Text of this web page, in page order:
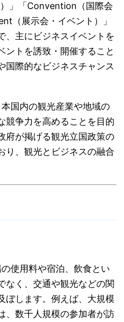
」「Convention（国際会
（展示会・イベント）」
、主にビジネスイベントを
ントを誘致・開催すること
国際的なビジネスチャンス
国内の観光産業や地域の
競争力を高めることを目的
府が掲げる観光立国政策の
り、観光とビジネスの融合
使用料や宿泊、飲食とい
なく、交通や観光などの関
ぼします。例えば、大規模
、数千人規模の参加者が訪